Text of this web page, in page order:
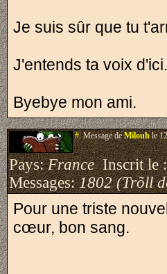
Je suis sûr que tu
J'entends ta voix d'ici.
Byebye mon ami.
#.Message deMilouhle
Pays:FranceInscrit le
Messages:1802 (Trõll
Pour une triste
cœur, bon sang.